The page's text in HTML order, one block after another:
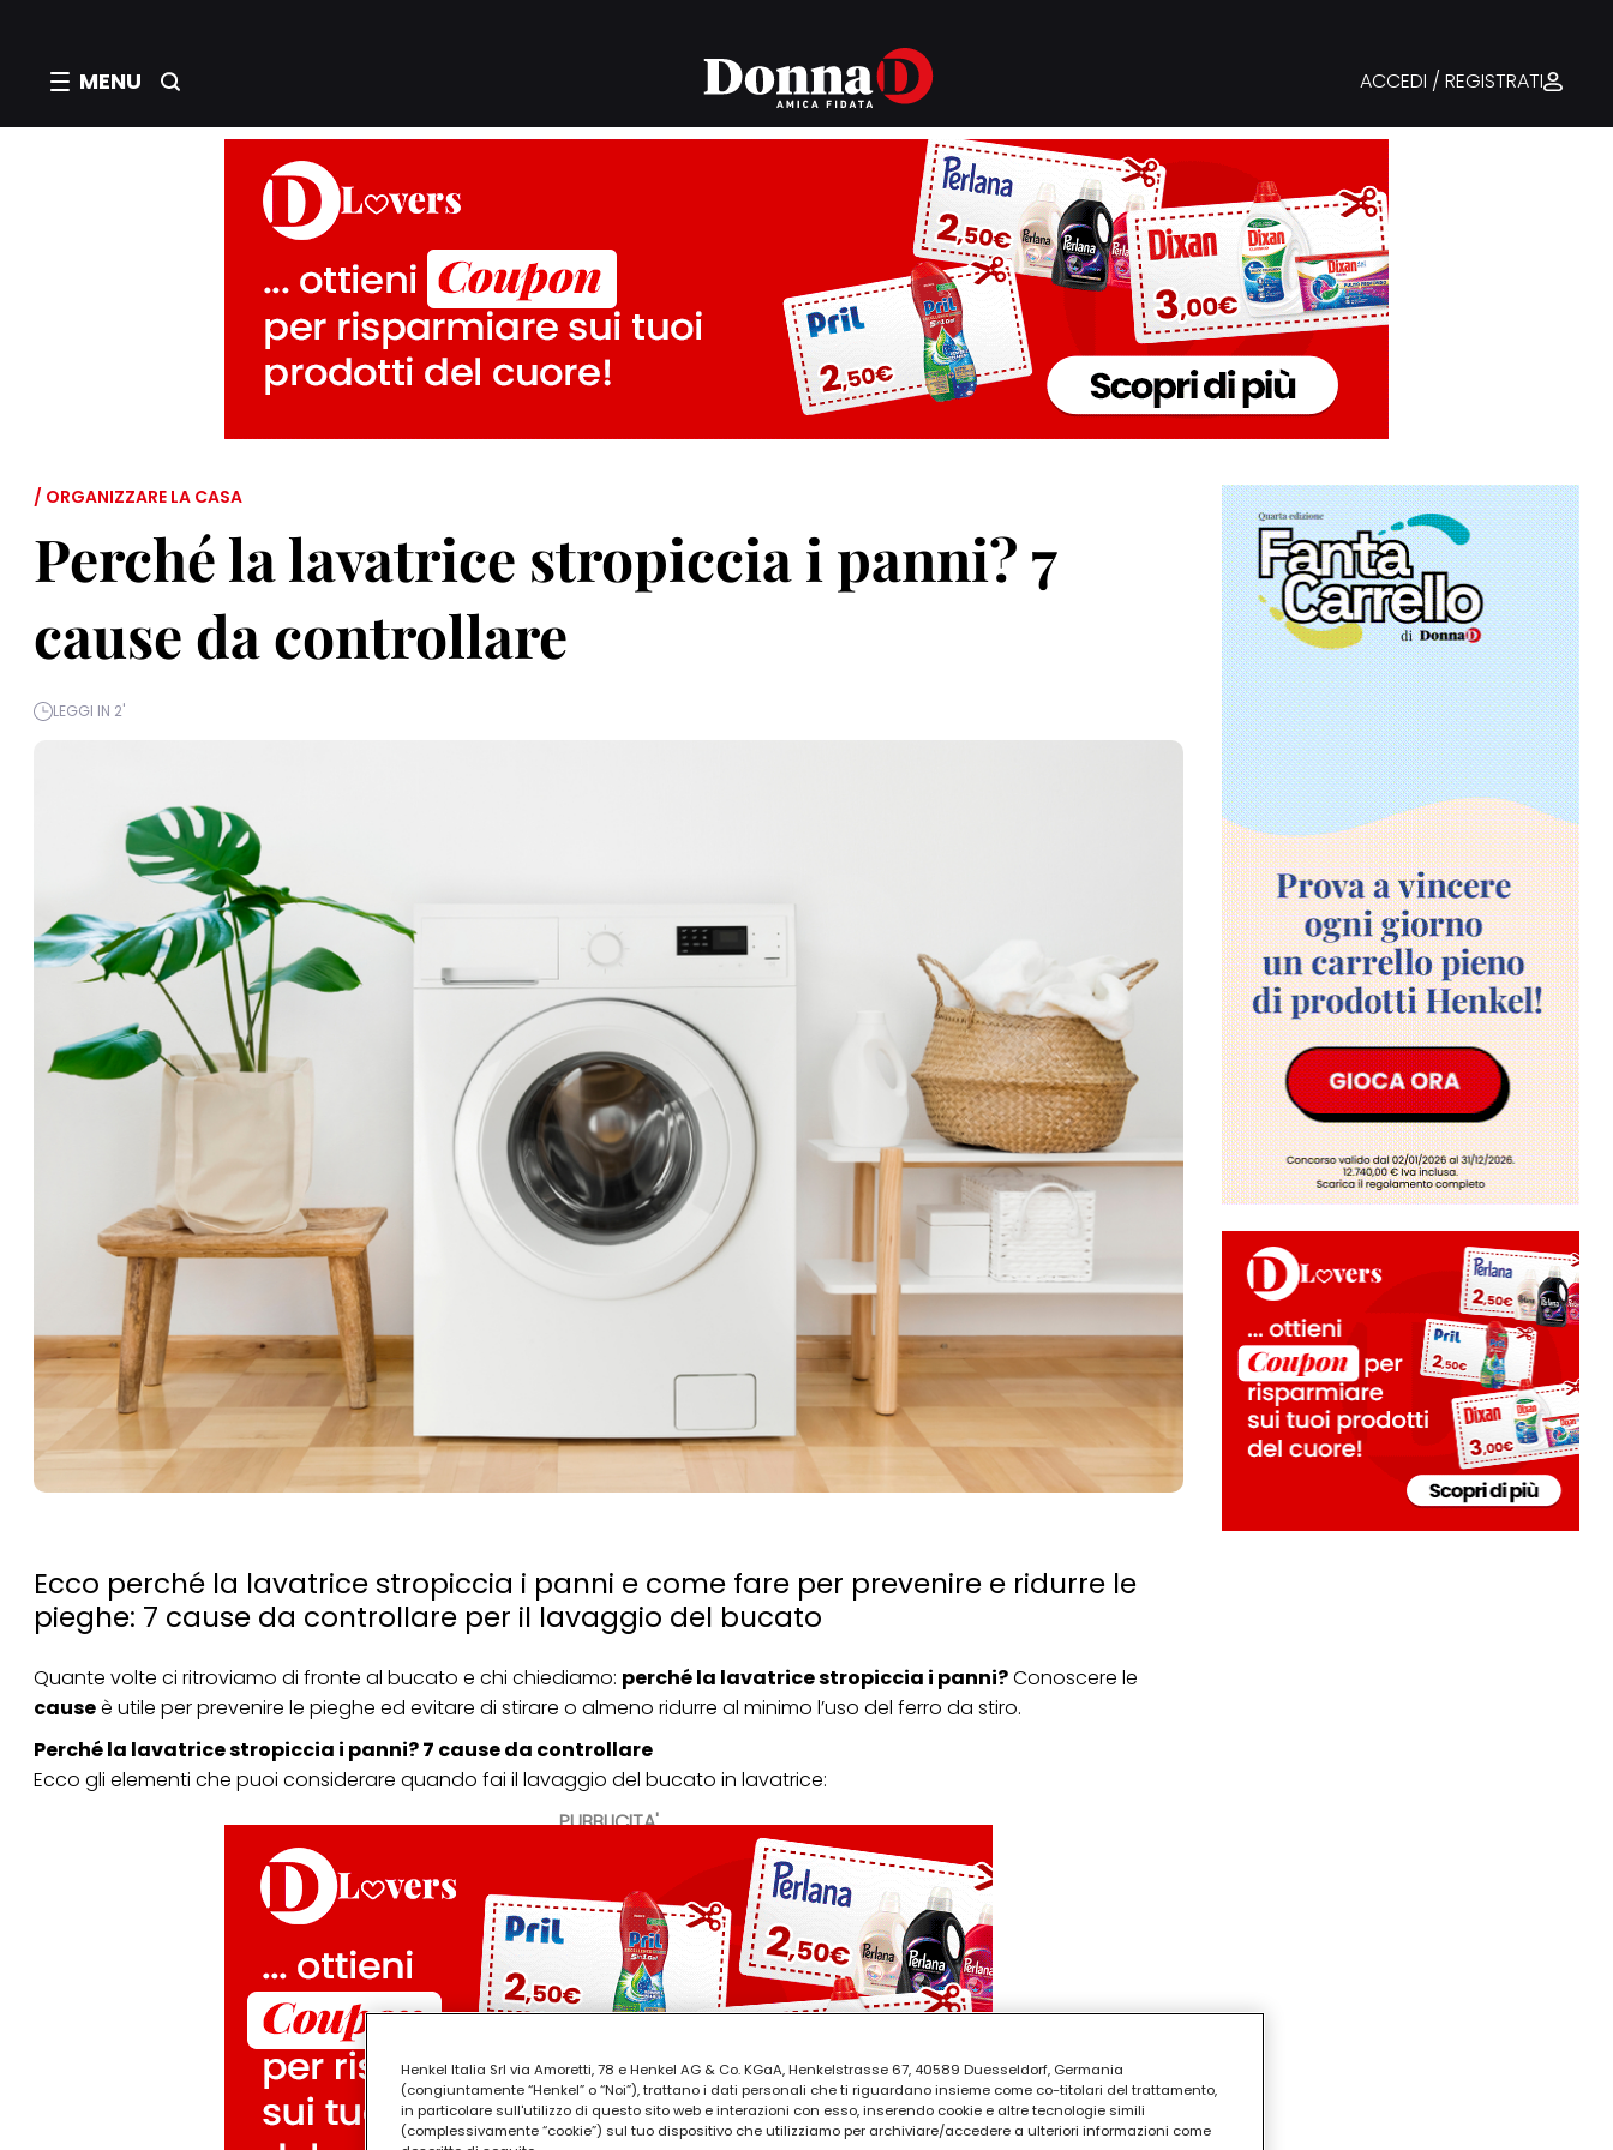
MENU ACCEDI / REGISTRATI
/ ORGANIZZARE LA CASA
Perché la lavatrice stropiccia i panni? 7
cause da controllare
LEGGI IN 2'
Ecco perché la lavatrice stropiccia i panni e come fare per prevenire e ridurre le
pieghe: 7 cause da controllare per il lavaggio del bucato
PUBBLICITA'
Quante volte ci ritroviamo di fronte al bucato e chi chiediamo: perché la lavatrice stropiccia i panni?Conoscere le
causeè utile per prevenire le pieghe ed evitare di stirare o almeno ridurre al minimo l’uso del ferro da stiro.
Perché la lavatrice stropiccia i panni? 7 cause da controllare
Ecco gli elementi che puoi considerare quando fai il lavaggio del bucato in lavatrice:
Henkel Italia Srl via Amoretti, 78 e Henkel AG & Co. KGaA, Henkelstrasse 67, 40589 Duesseldorf, Germania
(congiuntamente “Henkel” o “Noi”), trattano i dati personali che ti riguardano insieme come co-titolari del trattamento,
in particolare sull'utilizzo di questo sito web e interazioni con esso, inserendo cookie e altre tecnologie simili
(complessivamente “cookie”) sul tuo dispositivo che utilizziamo per archiviare/accedere a ulteriori informazioni come